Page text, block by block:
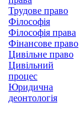
Трудове право
Філософія
Філософія права
Фінансове право
Цивільне право
Цивільний
процес
Юридична
деонтологія